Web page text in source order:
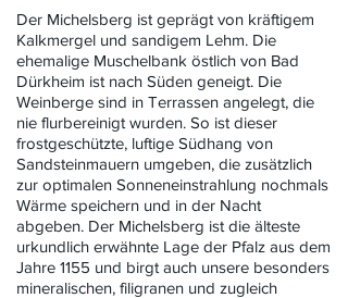
Der Michelsberg ist geprägt von kräftigem
Kalkmergel und sandigem Lehm. Die
ehemalige Muschelbank östlich von Bad
Dürkheim ist nach Süden geneigt. Die
Weinberge sind in Terrassen angelegt, die
nie flurbereinigt wurden. So ist dieser
frostgeschützte, luftige Südhang von
Sandsteinmauern umgeben, die zusätzlich
zur optimalen Sonneneinstrahlung nochmals
Wärme speichern und in der Nacht
abgeben. Der Michelsberg ist die älteste
urkundlich erwähnte Lage der Pfalz aus dem
Jahre 1155 und birgt auch unsere besonders
mineralischen, filigranen und zugleich